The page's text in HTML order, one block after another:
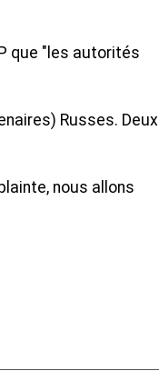
que "les autorités
Russes. Deux
nous allons